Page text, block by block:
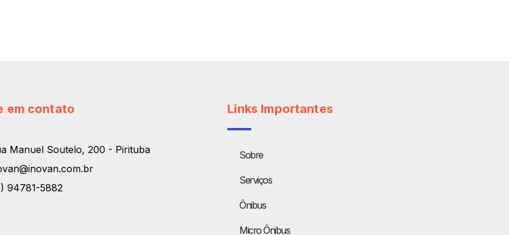
em contato
Manuel Soutelo, 200 - Pirituba
94781-5882
Links Importantes
Sobre
Serviços
Ônibus
Micro Ônibus